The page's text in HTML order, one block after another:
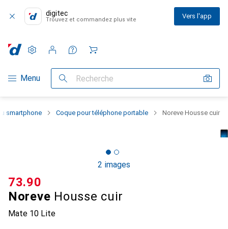
digitec
Trouvez et commandez plus vite Vers l'app
Navigation par catégorie
Menu Recherche
Paramètres
Compte client
Listes de comparaison
Listes d'envies
Panier
smartphone Coque pour téléphone portable Noreve Housse cuir
2 images
Noreve Housse cuir
Mate 10 Lite
CHF
73.90